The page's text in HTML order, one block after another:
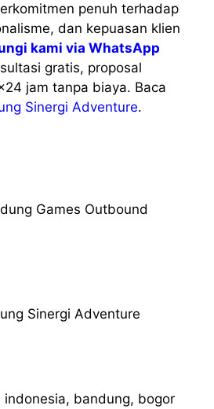
penuh terhadap
dan kepuasan klien
kami via WhatsApp
gratis, proposal
jam tanpa biaya. Baca
Sinergi Adventure.